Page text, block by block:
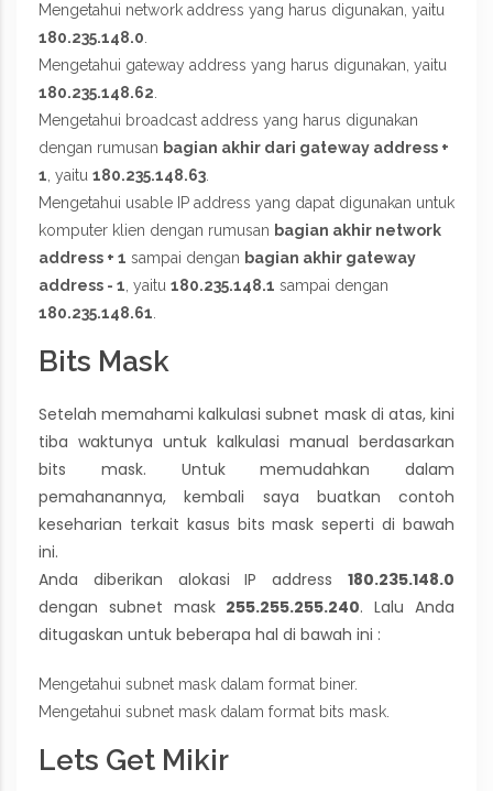
Mengetahui network address yang harus digunakan, yaitu
180.235.148.0
Mengetahui gateway address yang harus digunakan, yaitu
180.235.148.62
Mengetahui broadcast address yang harus digunakan
dengan rumusan bagian akhir dari gateway address +
1 , yaitu 180.235.148.63
Mengetahui usable IP address yang dapat digunakan untuk
komputer klien dengan rumusan bagian akhir network
address + 1 sampai dengan bagian akhir gateway
address - 1 , yaitu 180.235.148.1 sampai dengan
180.235.148.61
Bits Mask
Setelah memahami kalkulasi subnet mask di atas, kini
tiba waktunya untuk kalkulasi manual berdasarkan
bits mask. Untuk memudahkan dalam
pemahanannya, kembali saya buatkan contoh
keseharian terkait kasus bits mask seperti di bawah
ini.
Anda diberikan alokasi IP address 180.235.148.0
dengan subnet mask 255.255.255.240. Lalu Anda
ditugaskan untuk beberapa hal di bawah ini :
Mengetahui subnet mask dalam format biner.
Mengetahui subnet mask dalam format bits mask.
Lets Get Mikir